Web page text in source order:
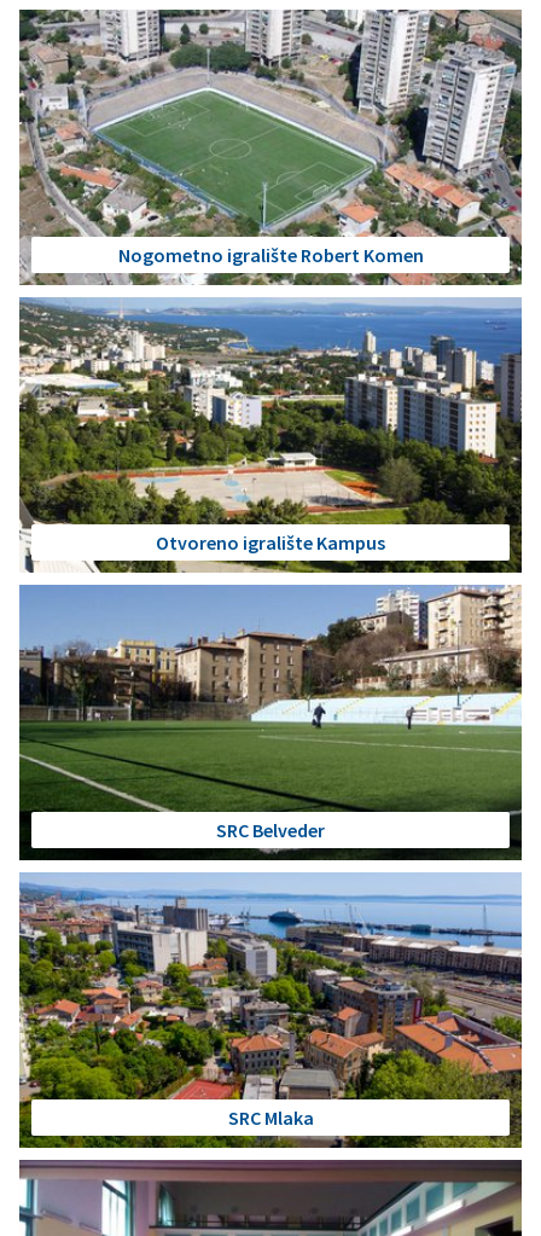
Nogometno igralište Robert Komen
Otvoreno igralište Kampus
SRC Belveder
SRC Mlaka